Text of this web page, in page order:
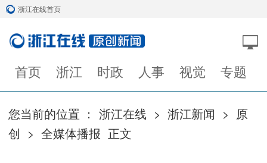
浙江在线首页
首页 浙江 时政 人事 视觉 专题
您当前的位置 ： 浙江在线 > 浙江新闻 > 原
创 > 全媒体播报 正文